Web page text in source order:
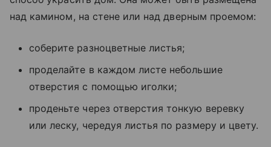
над камином, на стене или над дверным проемом:
соберите разноцветные листья;
проделайте в каждом листе небольшие
отверстия с помощью иголки;
проденьте через отверстия тонкую веревку
или леску, чередуя листья по размеру и цвету.